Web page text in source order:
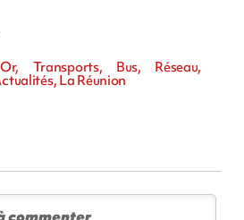
Transports, Bus, Réseau,
La Réunion